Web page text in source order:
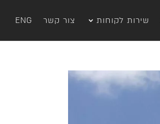
שירות לקוחות צור קשר ENG